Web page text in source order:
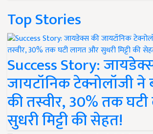
Top Stories
Success Story:
जायटॉनिक टेक्नोलॉजी
की तस्वीर, 30% तक
सुधरी मिट्टी की सेहत!